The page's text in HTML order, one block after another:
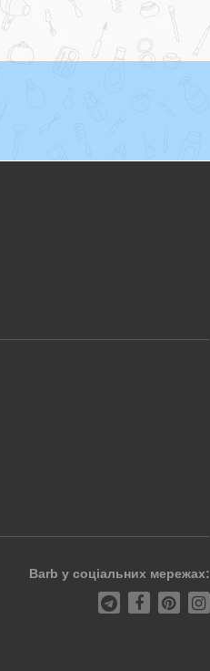
Barb у соціальних мережах: